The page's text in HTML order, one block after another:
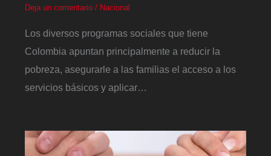
Deja un comentario / Nacional
Los diversos programas sociales que tiene
Colombia apuntan principalmente a reducir la
pobreza, asegurarle a las familias el acceso a los
servicios básicos y aplicar…